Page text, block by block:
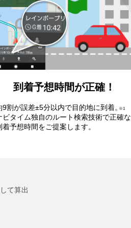
到着予想時間が正確！
9割が誤差±5分以内で目的地に到着。※1
ビタイム独自のルート検索技術で正確な
着予想時間をご提案します。
て算出